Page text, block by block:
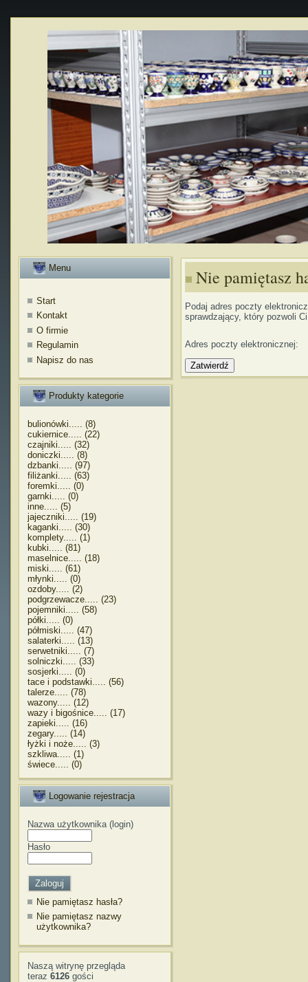
Menu
Start
Kontakt
O firmie
Regulamin
Napisz do nas
Produkty kategorie
bulionówki..... (8)
cukiernice..... (22)
czajniki..... (32)
doniczki..... (8)
dzbanki..... (97)
filiżanki..... (63)
foremki..... (0)
garnki..... (0)
inne..... (5)
jajeczniki..... (19)
kaganki..... (30)
komplety..... (1)
kubki..... (81)
maselnice..... (18)
miski..... (61)
młynki..... (0)
ozdoby..... (2)
podgrzewacze..... (23)
pojemniki..... (58)
półki..... (0)
półmiski..... (47)
salaterki..... (13)
serwetniki..... (7)
solniczki..... (33)
sosjerki..... (0)
tace i podstawki..... (56)
talerze..... (78)
wazony..... (12)
wazy i bigośnice..... (17)
zapieki..... (16)
zegary..... (14)
łyżki i noże..... (3)
szkliwa..... (1)
świece..... (0)
Logowanie rejestracja
Nazwa użytkownika (login)
Hasło
Nie pamiętasz hasła?
Nie pamiętasz nazwy
użytkownika?
Naszą witrynę przegląda
teraz 6126 gości
Nie pamiętasz
Podaj adres poczty
sprawdzający, który pozwoli
Adres poczty elektronicznej:
Zatwierdź